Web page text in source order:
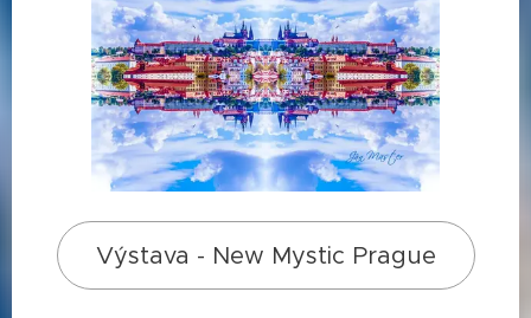
Výstava - New Mystic Prague